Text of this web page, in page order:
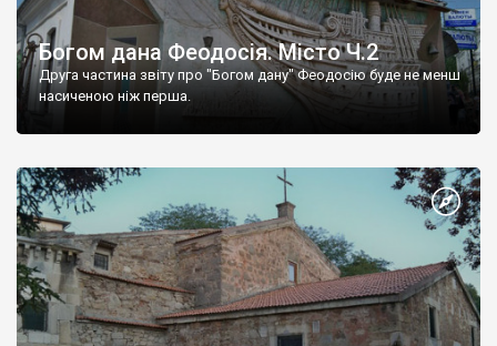
Богом дана Феодосія. Місто Ч.2
Друга частина звіту про "Богом дану" Феодосію буде не менш
насиченою ніж перша.